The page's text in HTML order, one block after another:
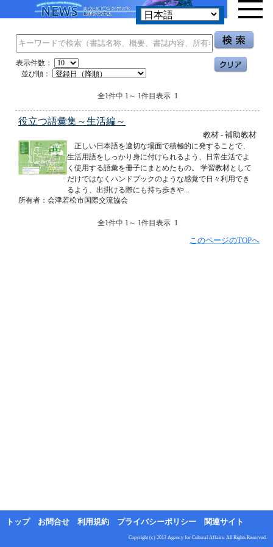
表示件数：
並び順：
全1件中 1～ 1件目表示 1
役立つ語彙集～生活編～
教材 - 補助教材
正しい日本語を適切な場面で積極的に発することで、
生活用語をしっかり身に付けられるよう、日常生活でよ
く使用する語彙を冊子にまとめたもの。 学習教材として
だけではなくハンドブックのような感覚で日々利用でき
るよう、出掛ける際にも持ち歩きや...
所有者：会津若松市国際交流協会
全1件中 1～ 1件目表示 1
このページのTOPへ
トップ お問合せ 利用規約 プライバシーポリシー 関連サイト
Copyright (c) 2013 Agency for Cultural Affairs. All Rights Reserved.